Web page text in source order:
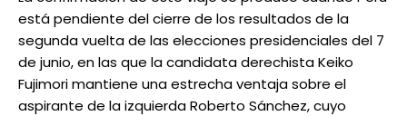
está pendiente del cierre de los resultados de la
segunda vuelta de las elecciones presidenciales del 7
de junio, en las que la candidata derechista Keiko
Fujimori mantiene una estrecha ventaja sobre el
aspirante de la izquierda Roberto Sánchez, cuyo